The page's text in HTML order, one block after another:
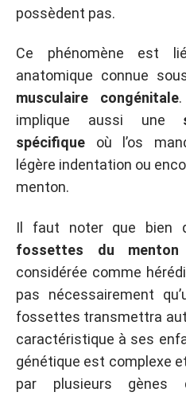
possèdent pas.
Ce phénomène est
anatomique connue
musculaire congénitale
implique aussi une
spécifique où l’os
légère indentation ou
menton.
Il faut noter que bien
fossettes du menton
considérée comme
pas nécessairement
fossettes transmettra
caractéristique à ses
génétique est complexe
par plusieurs gènes